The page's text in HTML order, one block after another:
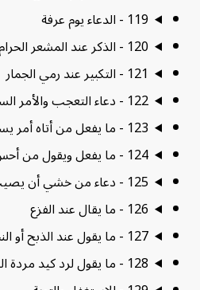
119 - الدعاء يوم عرفة
120 - الذكر عند المشعر الحرام
121 - التكبير عند رمي الجمار
122 - دعاء التعجب والأمر السار
123 - ما يفعل من أتاه أمر يسره
124 - ما يفعل ويقول من أحس وجعًا في جسده
125 - دعاء من خشي أن يصيب شيئًا بعينه
126 - ما يقال عند الفزع
127 - ما يقول عند الذبح أو النحر
128 - ما يقول لرد كيد مردة الشياطين